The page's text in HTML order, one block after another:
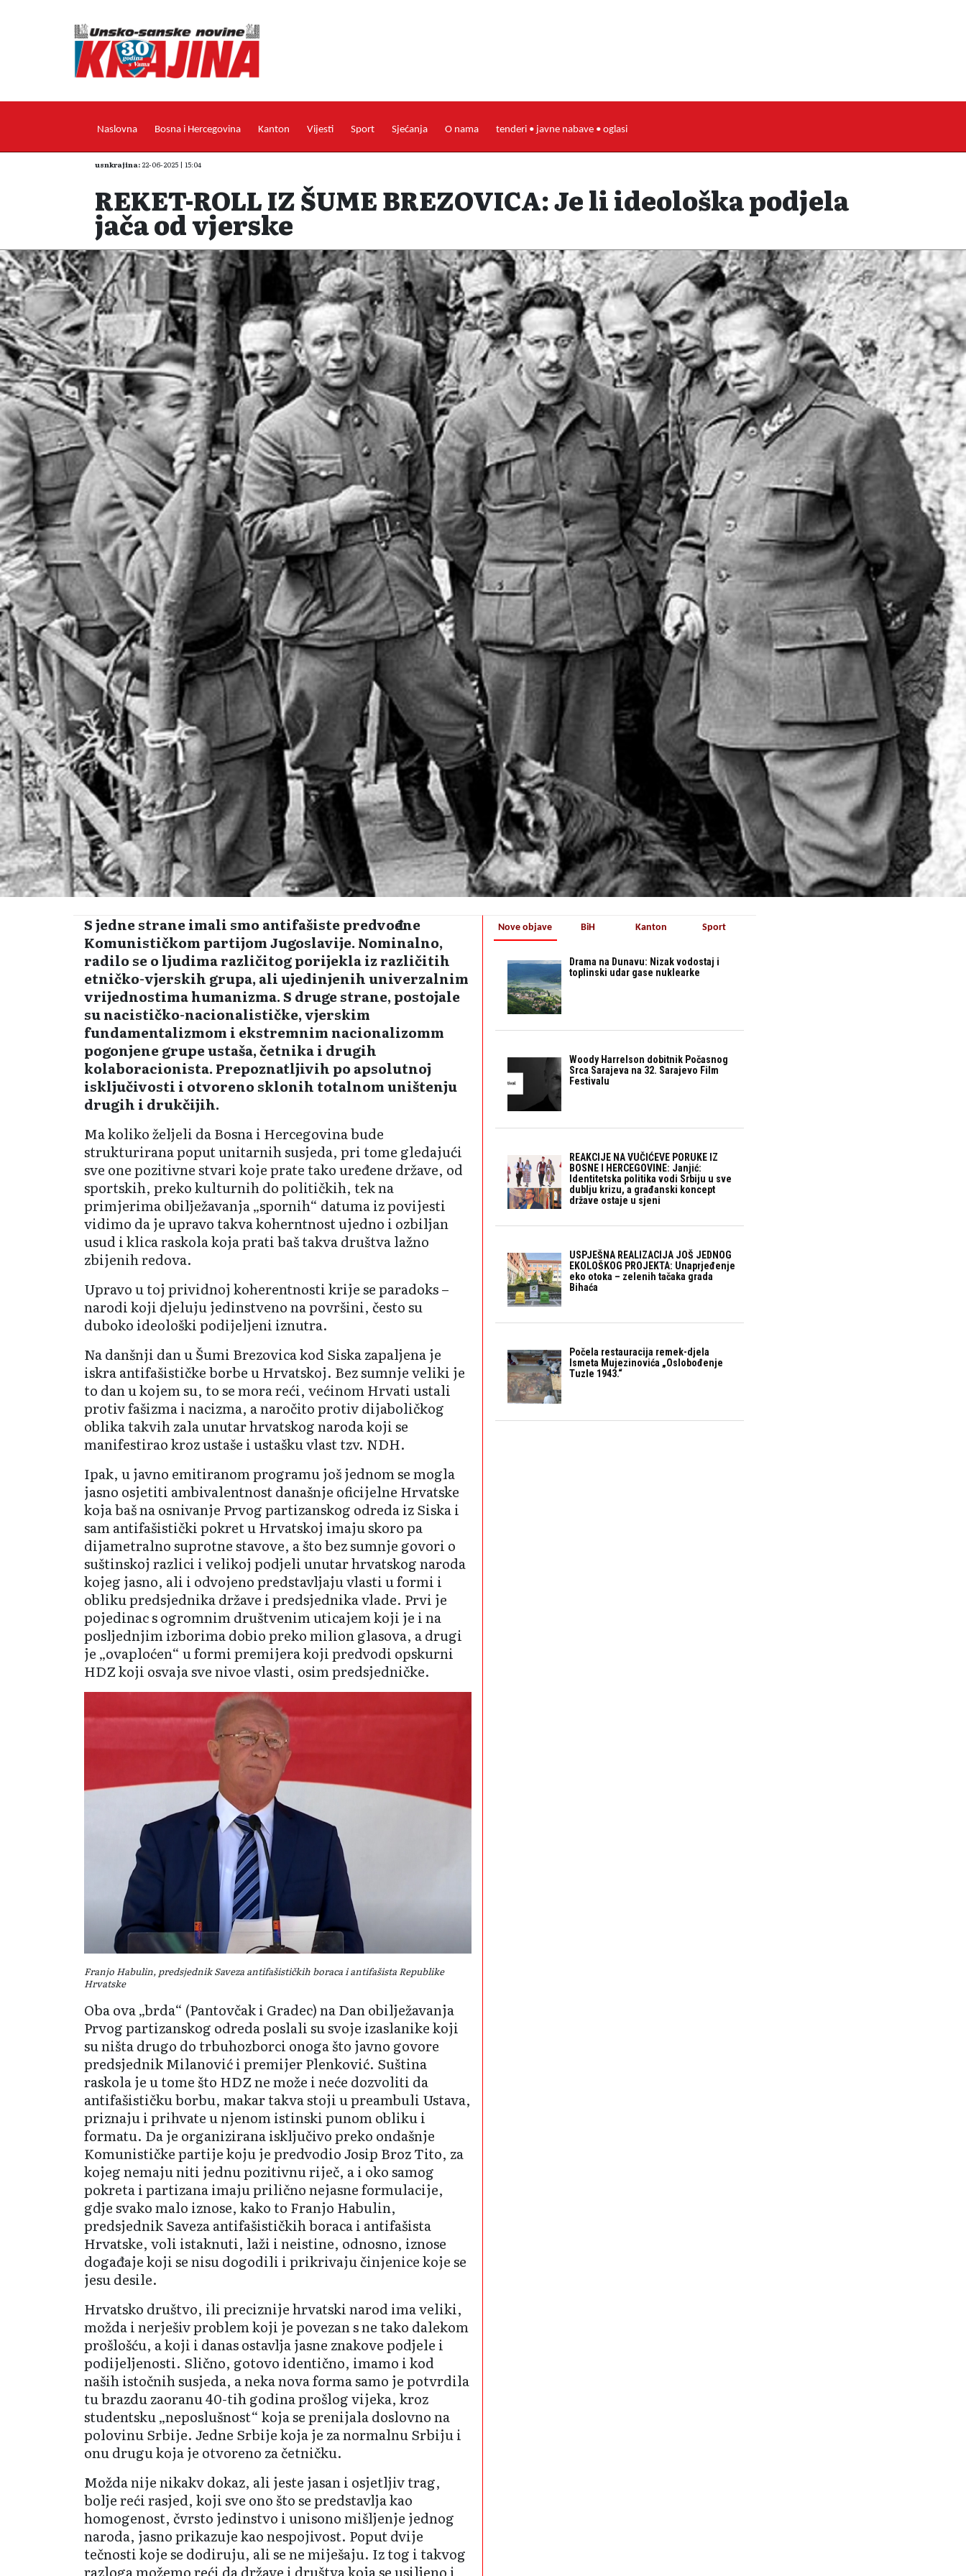
Naslovna Bosna i Hercegovina Kanton Vijesti Sport Sjećanja O nama tenderi • javne nabave • oglasi
usnkrajina: 22-06-2025 | 15:04
REKET-ROLL IZ ŠUME BREZOVICA: Je li ideološka podjela
jača od vjerske
S jedne strane imali smo antifašiste predvođene
Komunističkom partijom Jugoslavije. Nominalno,
radilo se o ljudima različitog porijekla iz različitih
etničko-vjerskih grupa, ali ujedinjenih univerzalnim
vrijednostima humanizma. S druge strane, postojale
su nacističko-nacionalističke, vjerskim
fundamentalizmom i ekstremnim nacionalizomm
pogonjene grupe ustaša, četnika i drugih
kolaboracionista. Prepoznatljivih po apsolutnoj
isključivosti i otvoreno sklonih totalnom uništenju
drugih i drukčijih.
Ma koliko željeli da Bosna i Hercegovina bude
strukturirana poput unitarnih susjeda, pri tome gledajući
sve one pozitivne stvari koje prate tako uređene države, od
sportskih, preko kulturnih do političkih, tek na
primjerima obilježavanja „spornih“ datuma iz povijesti
vidimo da je upravo takva koherntnost ujedno i ozbiljan
usud i klica raskola koja prati baš takva društva lažno
zbijenih redova.
Upravo u toj prividnoj koherentnosti krije se paradoks –
narodi koji djeluju jedinstveno na površini, često su
duboko ideološki podijeljeni iznutra.
Na danšnji dan u Šumi Brezovica kod Siska zapaljena je
iskra antifašističke borbe u Hrvatskoj. Bez sumnje veliki je
to dan u kojem su, to se mora reći, većinom Hrvati ustali
protiv fašizma i nacizma, a naročito protiv dijaboličkog
oblika takvih zala unutar hrvatskog naroda koji se
manifestirao kroz ustaše i ustašku vlast tzv. NDH.
Ipak, u javno emitiranom programu još jednom se mogla
jasno osjetiti ambivalentnost današnje oficijelne Hrvatske
koja baš na osnivanje Prvog partizanskog odreda iz Siska i
sam antifašistički pokret u Hrvatskoj imaju skoro pa
dijametralno suprotne stavove, a što bez sumnje govori o
suštinskoj razlici i velikoj podjeli unutar hrvatskog naroda
kojeg jasno, ali i odvojeno predstavljaju vlasti u formi i
obliku predsjednika države i predsjednika vlade. Prvi je
pojedinac s ogromnim društvenim uticajem koji je i na
posljednjim izborima dobio preko milion glasova, a drugi
je „ovaploćen“ u formi premijera koji predvodi opskurni
HDZ koji osvaja sve nivoe vlasti, osim predsjedničke.
Franjo Habulin, predsjednik Saveza antifašističkih boraca i antifašista Republike
Hrvatske
Oba ova „brda“ (Pantovčak i Gradec) na Dan obilježavanja
Prvog partizanskog odreda poslali su svoje izaslanike koji
su ništa drugo do trbuhozborci onoga što javno govore
predsjednik Milanović i premijer Plenković. Suština
raskola je u tome što HDZ ne može i neće dozvoliti da
antifašističku borbu, makar takva stoji u preambuli Ustava,
priznaju i prihvate u njenom istinski punom obliku i
formatu. Da je organizirana isključivo preko ondašnje
Komunističke partije koju je predvodio Josip Broz Tito, za
kojeg nemaju niti jednu pozitivnu riječ, a i oko samog
pokreta i partizana imaju prilično nejasne formulacije,
gdje svako malo iznose, kako to Franjo Habulin,
predsjednik Saveza antifašističkih boraca i antifašista
Hrvatske, voli istaknuti, laži i neistine, odnosno, iznose
događaje koji se nisu dogodili i prikrivaju činjenice koje se
jesu desile.
Hrvatsko društvo, ili preciznije hrvatski narod ima veliki,
možda i nerješiv problem koji je povezan s ne tako dalekom
prošlošću, a koji i danas ostavlja jasne znakove podjele i
podijeljenosti. Slično, gotovo identično, imamo i kod
naših istočnih susjeda, a neka nova forma samo je potvrdila
tu brazdu zaoranu 40-tih godina prošlog vijeka, kroz
studentsku „neposlušnost“ koja se prenijala doslovno na
polovinu Srbije. Jedne Srbije koja je za normalnu Srbiju i
onu drugu koja je otvoreno za četničku.
Možda nije nikakv dokaz, ali jeste jasan i osjetljiv trag,
bolje reći rasjed, koji sve ono što se predstavlja kao
homogenost, čvrsto jedinstvo i unisono mišljenje jednog
naroda, jasno prikazuje kao nespojivost. Poput dvije
tečnosti koje se dodiruju, ali se ne miješaju. Iz tog i takvog
razloga možemo reći da države i društva koja se usiljeno i
Nove objave
Drama na Dunavu: Nizak vodostaj i
toplinski udar gase nuklearke
Woody Harrelson dobitnik Počasnog
Srca Sarajeva na 32. Sarajevo Film
Festivalu
REAKCIJE NA VUČIĆEVE PORUKE IZ
BOSNE I HERCEGOVINE: Janjić:
Identitetska politika vodi Srbiju u sve
dublju krizu, a građanski koncept
države ostaje u sjeni
USPJEŠNA REALIZACIJA JOŠ JEDNOG
EKOLOŠKOG PROJEKTA: Unaprjeđenje
eko otoka – zelenih tačaka grada
Bihaća
Počela restauracija remek-djela
Ismeta Mujezinovića „Oslobođenje
Tuzle 1943.“
BiH Kanton Sport